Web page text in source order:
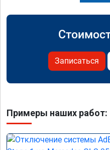
Записаться
Примеры наших работ: